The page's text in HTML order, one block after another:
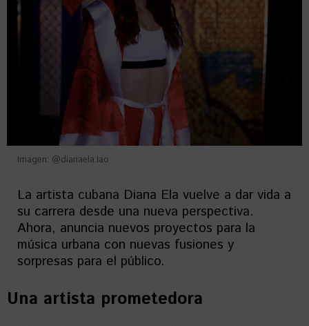
Imagen: @dianaela.lao
La artista cubana Diana Ela vuelve a dar vida a
su carrera desde una nueva perspectiva.
Ahora, anuncia nuevos proyectos para la
música urbana con nuevas fusiones y
sorpresas para el público.
Una artista prometedora